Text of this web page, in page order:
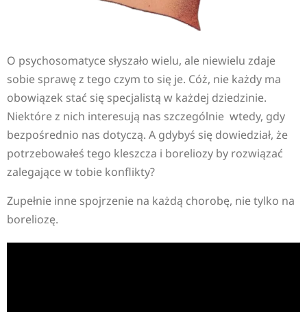
O psychosomatyce słyszało wielu, ale niewielu zdaje
sobie sprawę z tego czym to się je. Cóż, nie każdy ma
obowiązek stać się specjalistą w każdej dziedzinie.
Niektóre z nich interesują nas szczególnie wtedy, gdy
bezpośrednio nas dotyczą. A gdybyś się dowiedział, że
potrzebowałeś tego kleszcza i boreliozy by rozwiązać
zalegające w tobie konflikty?
Zupełnie inne spojrzenie na każdą chorobę, nie tylko na
boreliozę.